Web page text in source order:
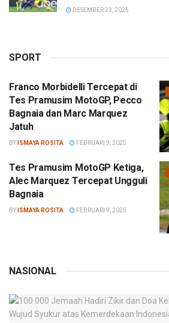
DESEMBER 23, 2025
SPORT
Franco Morbidelli Tercepat di
Tes Pramusim MotoGP, Pecco
Bagnaia dan Marc Marquez
Jatuh
BY ISMAYA ROSITA FEBRUARI 9, 2025
Tes Pramusim MotoGP Ketiga,
Alec Marquez Tercepat Ungguli
Bagnaia
BY ISMAYA ROSITA FEBRUARI 9, 2025
NASIONAL